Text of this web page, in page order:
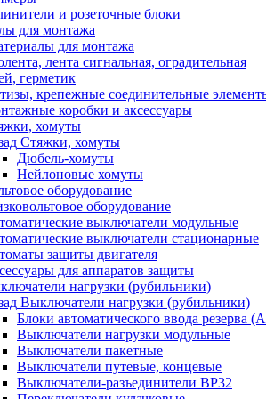
и розеточные блоки
для монтажа
для монтажа
лента сигнальная, оградительная
герметик
крепежные соединительные
коробки и аксессуары
хомуты
Стяжки, хомуты
Дюбель-хомуты
Нейлоновые хомуты
оборудование
оборудование
выключатели модульные
выключатели стационарные
защиты двигателя
для аппаратов защиты
нагрузки (рубильники)
Выключатели нагрузки (рубильники)
Блоки автоматического ввода резерва
Выключатели нагрузки модульные
Выключатели пакетные
Выключатели путевые, концевые
Выключатели-разъединители ВР32